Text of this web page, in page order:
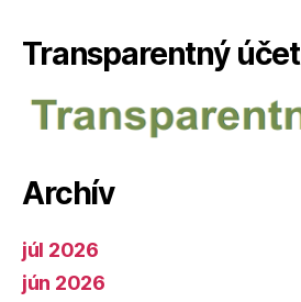
Transparentný účet
Archív
júl 2026
jún 2026